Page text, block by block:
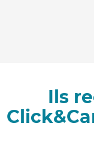
Ils